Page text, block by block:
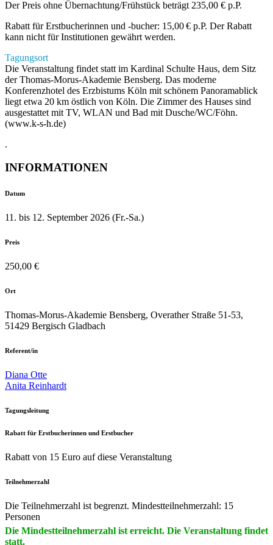
Der Preis ohne Übernachtung/Frühstück beträgt 235,00 € p.P.
Rabatt für Erstbucherinnen und -bucher: 15,00 € p.P. Der Rabatt
kann nicht für Institutionen gewährt werden.
Tagungsort
Die Veranstaltung findet statt im Kardinal Schulte Haus, dem Sitz
der Thomas-Morus-Akademie Bensberg. Das moderne
Konferenzhotel des Erzbistums Köln mit schönem Panoramablick
liegt etwa 20 km östlich von Köln. Die Zimmer des Hauses sind
ausgestattet mit TV, WLAN und Bad mit Dusche/WC/Föhn.
(www.k-s-h.de)
.
INFORMATIONEN
Datum
11. bis 12. September 2026 (Fr.-Sa.)
Preis
250,00 €
Ort
Thomas-Morus-Akademie Bensberg, Overather Straße 51-53,
51429 Bergisch Gladbach
Referent/in
Diana Otte
Anita Reinhardt
Tagungsleitung
Rabatt für Erstbucherinnen und Erstbucher
Rabatt von 15 Euro auf diese Veranstaltung
Teilnehmerzahl
Die Teilnehmerzahl ist begrenzt. Mindestteilnehmerzahl: 15
Personen
Die Mindestteilnehmerzahl ist erreicht. Die Veranstaltung findet
statt.